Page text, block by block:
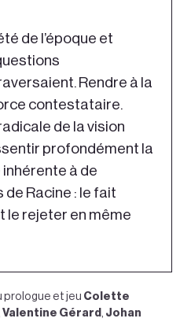
de l’époque et
Rendre à la
contestataire.
de la vision
profondément la
à de
Racine : le fait
le rejeter en même
prologue et jeu Colette
Valentine Gérard , Johan